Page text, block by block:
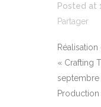
Posted at
Partager
« Crafting
septembre
Production